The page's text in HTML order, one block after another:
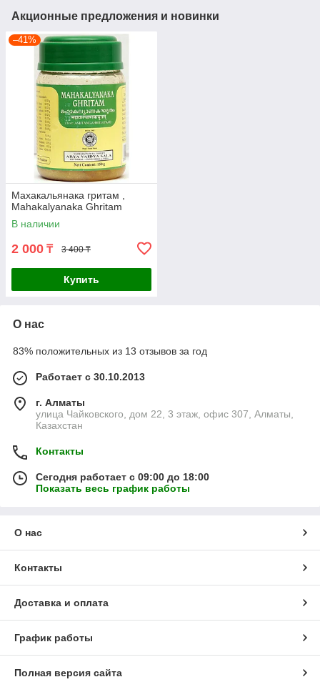
Акционные предложения и новинки
–41%
Махакальянака гритам ,
Mahakalyanaka Ghritam
В наличии
2 000 ₸ 3 400 ₸
Купить
О нас
83% положительных из 13 отзывов за год
Работает с 30.10.2013
г. Алматы
улица Чайковского, дом 22, 3 этаж, офис 307, Алматы,
Казахстан
Контакты
Сегодня работает с 09:00 до 18:00
Показать весь график работы
О нас
Контакты
Доставка и оплата
График работы
Полная версия сайта